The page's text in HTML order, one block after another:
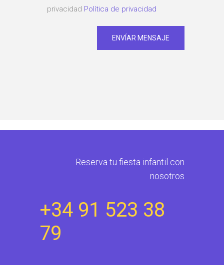
privacidad Política de privacidad
Reserva tu fiesta infantil con
nosotros
+34 91 523 38
79